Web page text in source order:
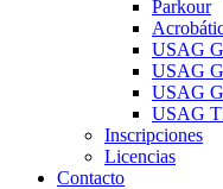
Parkour
USAG
USAG
USAG
USAG
Inscripciones
Licencias
Contacto